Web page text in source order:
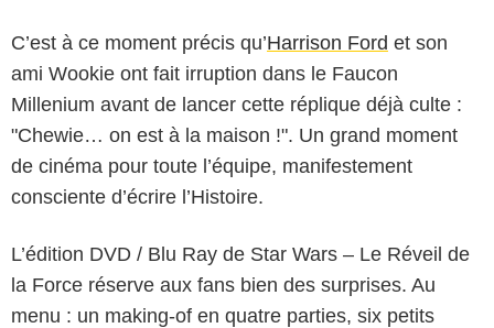
C’est à ce moment précis qu’Harrison Ford et son
ami Wookie ont fait irruption dans le Faucon
Millenium avant de lancer cette réplique déjà culte :
"Chewie… on est à la maison !". Un grand moment
de cinéma pour toute l’équipe, manifestement
consciente d’écrire l’Histoire.
L’édition DVD / Blu Ray de Star Wars – Le Réveil de
la Force réserve aux fans bien des surprises. Au
menu : un making-of en quatre parties, six petits